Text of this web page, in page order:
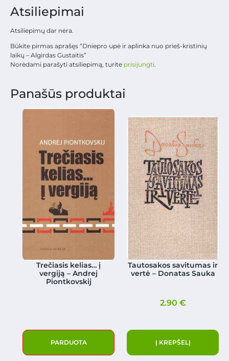
Atsiliepimai
Atsiliepimų dar nėra.
Būkite pirmas aprašęs “Dniepro upė ir aplinka nuo prieš-kristinių
laikų – Algirdas Gustaitis”
Norėdami parašyti atsiliepimą, turite prisijungti.
Panašūs produktai
Trečiasis kelias… į
vergiją – Andrej
Piontkovskij
PARDUOTA
Tautosakos savitumas ir
vertė – Donatas Sauka
2.90 €
Į KREPŠELĮ